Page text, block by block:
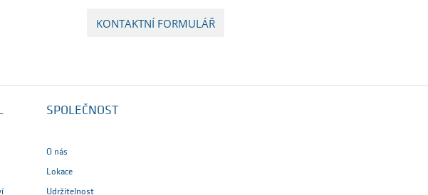
KONTAKTNÍ FORMULÁŘ
SPOLEČNOST
O nás
Lokace
Udržitelnost